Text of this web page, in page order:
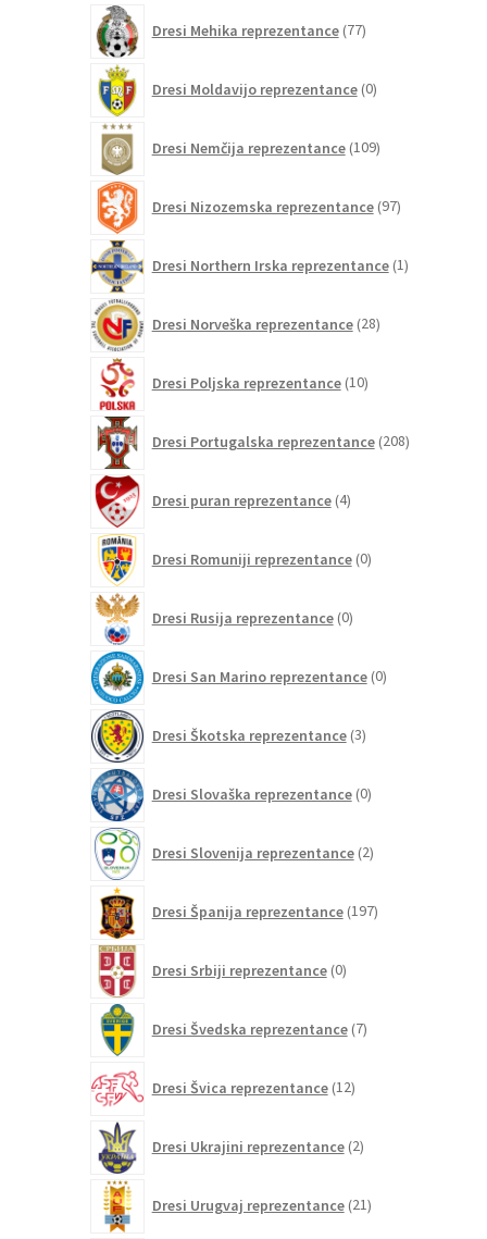
Dresi Mehika reprezentance 77izdelkov
Dresi Moldavijo reprezentance 0izdelkov
Dresi Nemčija reprezentance 109izdelkov
Dresi Nizozemska reprezentance 97izdelkov
Dresi Northern Irska reprezentance 1izdelek
Dresi Norveška reprezentance 28izdelkov
Dresi Poljska reprezentance 10izdelkov
Dresi Portugalska reprezentance 208izdelkov
Dresi puran reprezentance 4izdelki
Dresi Romuniji reprezentance 0izdelkov
Dresi Rusija reprezentance 0izdelkov
Dresi San Marino reprezentance 0izdelkov
Dresi Škotska reprezentance 3izdelki
Dresi Slovaška reprezentance 0izdelkov
Dresi Slovenija reprezentance 2izdelka
Dresi Španija reprezentance 197izdelkov
Dresi Srbiji reprezentance 0izdelkov
Dresi Švedska reprezentance 7izdelkov
Dresi Švica reprezentance 12izdelkov
Dresi Ukrajini reprezentance 2izdelka
Dresi Urugvaj reprezentance 21izdelkov